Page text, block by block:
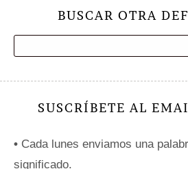
BUSCAR OTRA
SUSCRÍBETE AL
• Cada lunes enviamos una
significado.